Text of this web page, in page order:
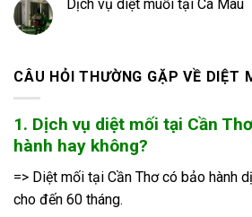
Dịch vụ diệt muỗi tại Cà Mau
CÂU HỎI THƯỜNG GẶP VỀ DIỆT
1. Dịch vụ diệt mối tại Cần
hành hay không?
=> Diệt mối tại Cần Thơ có bảo hành
cho đến 60 tháng.